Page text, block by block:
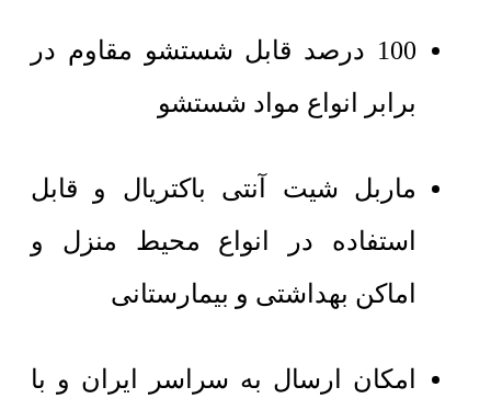
100 درصد قابل شستشو مقاوم در
برابر انواع مواد شستشو
ماربل شیت آنتی باکتریال و قابل
استفاده در انواع محیط منزل و
اماکن بهداشتی و بیمارستانی
امکان ارسال به سراسر ایران و با